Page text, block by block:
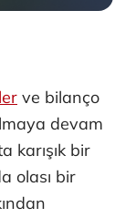
ve bilanço
devam
karışık bir
olası bir